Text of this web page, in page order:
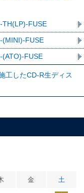
TH(LP)-FUSE
(MINI)-FUSE
(ATO)-FUSE
工したCD-R生ディス
金 土